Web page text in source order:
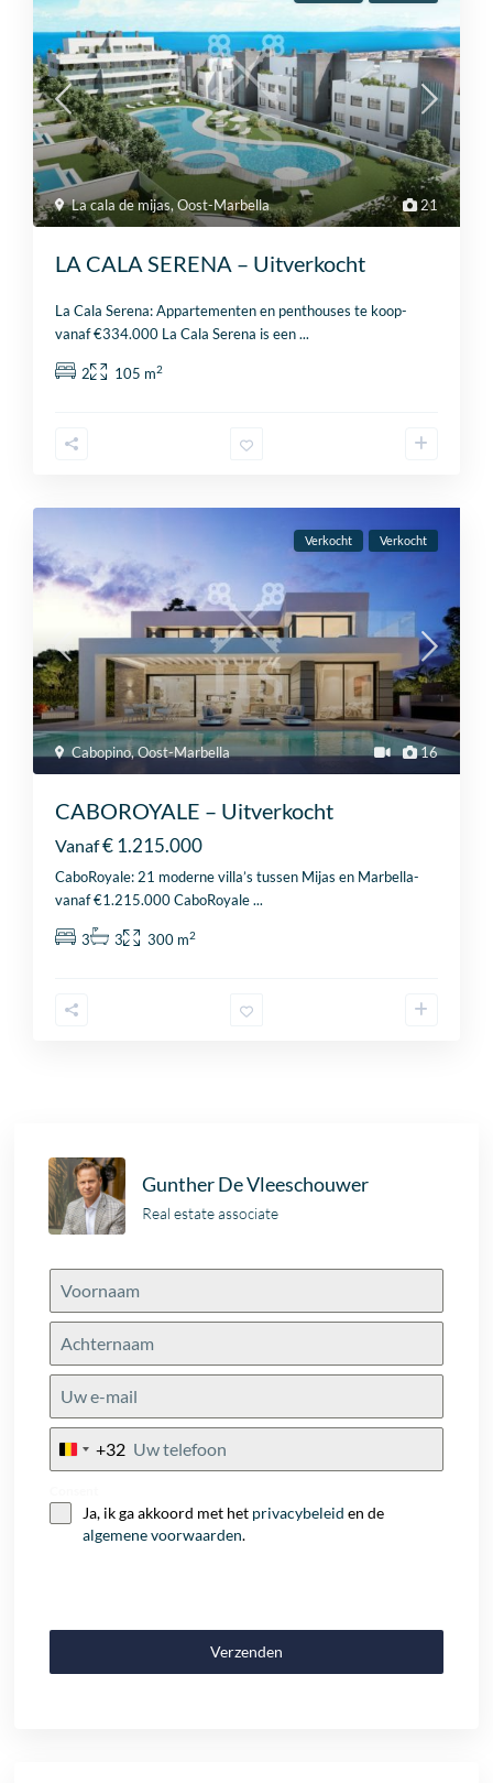
21
La cala de mijas,Oost-Marbella
LA CALA SERENA – Uitverkocht
La Cala Serena: Appartementen en penthouses te koop-
vanaf €334.000 La Cala Serena is een...
2 105 m2
16
Cabopino,Oost-Marbella
Verkocht Verkocht
CABOROYALE – Uitverkocht
Vanaf€ 1.215.000
CaboRoyale: 21 moderne villa’s tussen Mijas en Marbella-
vanaf €1.215.000 CaboRoyale...
3 3 300 m2
Gunther De Vleeschouwer
Real estate associate
Belgium
+32
Ja, ik ga akkoord met het privacybeleid en de
algemene voorwaarden.
Verzenden